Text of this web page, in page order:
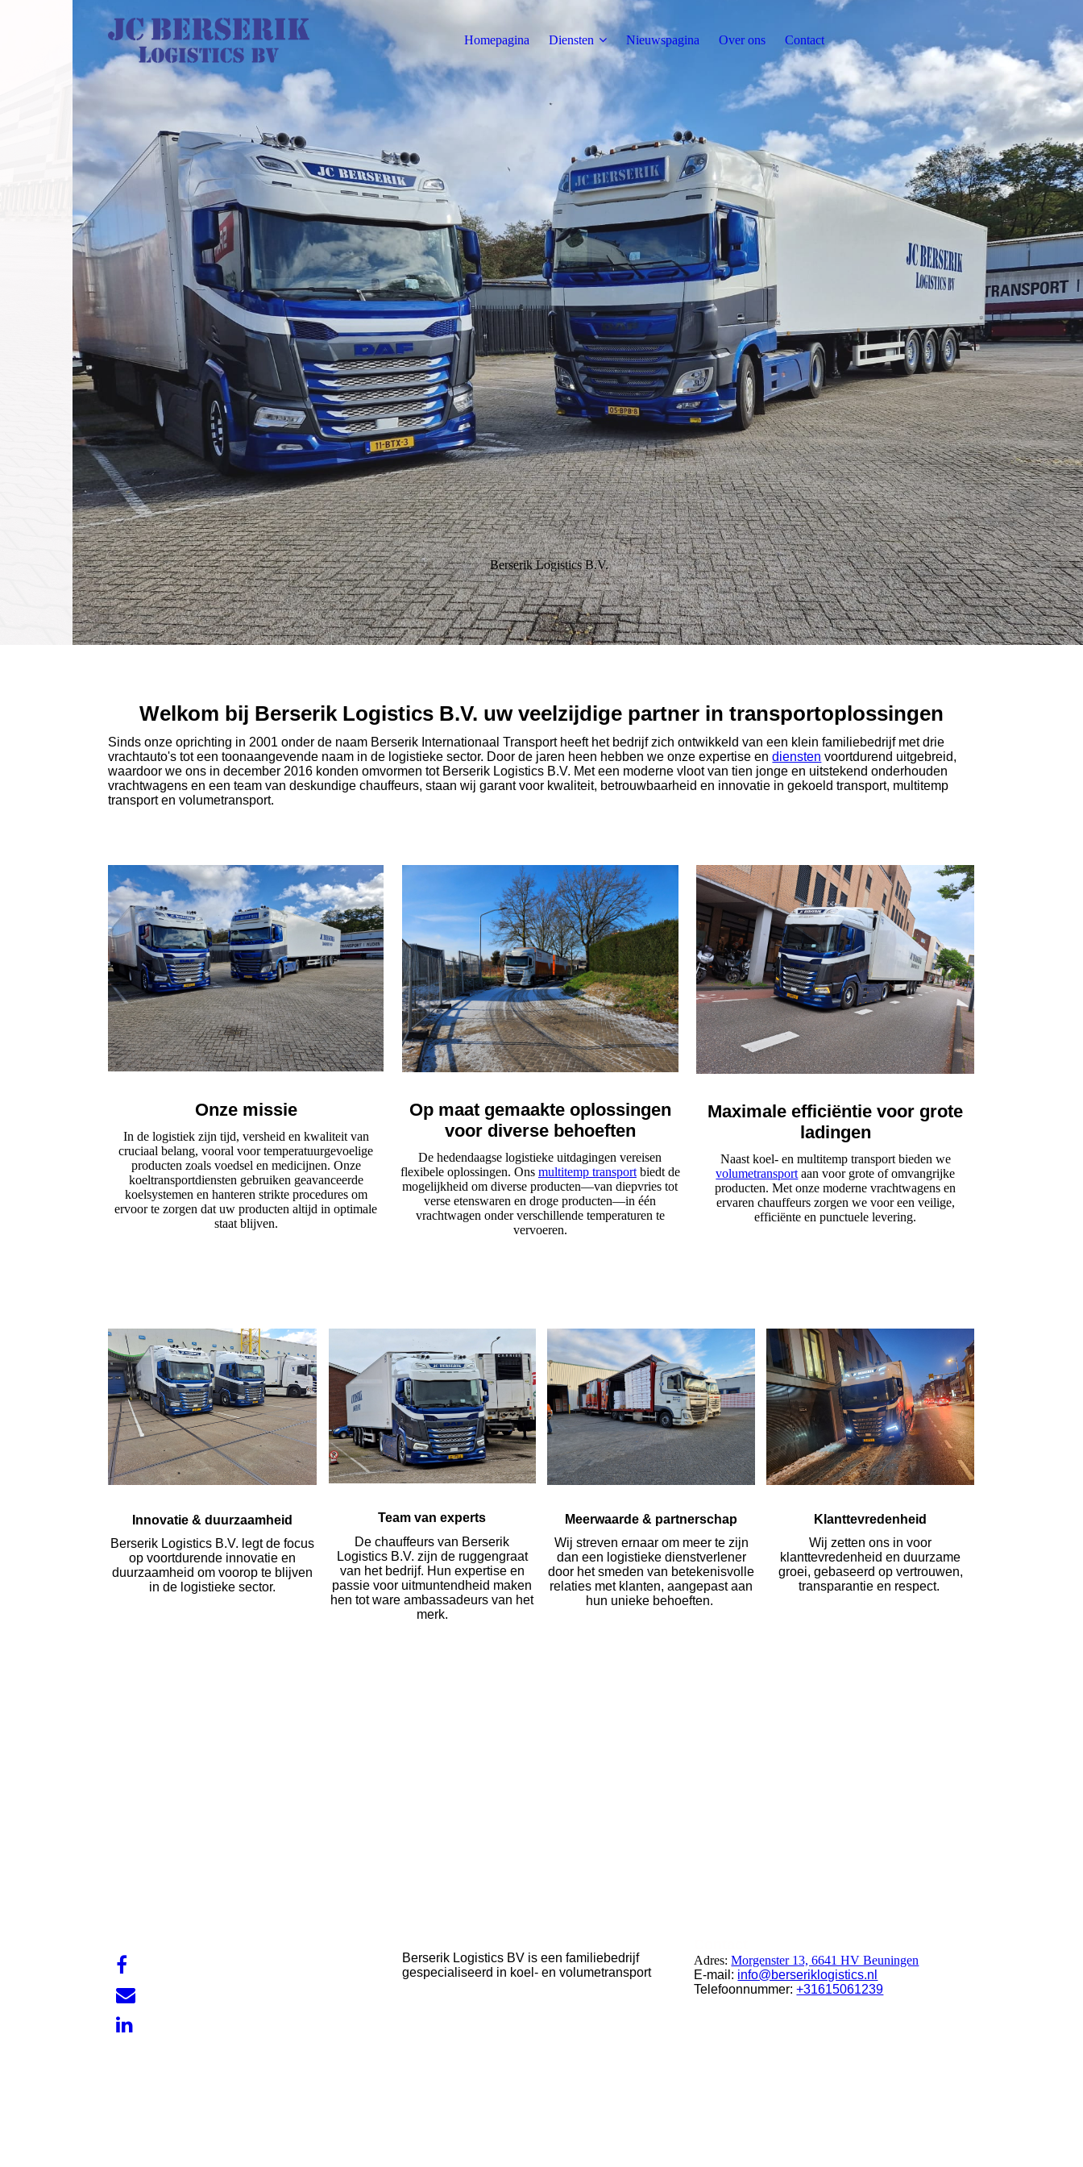
Homepagina Diensten Nieuwspagina Over ons Contact
Berserik Logistics B.V.
Welkom bij Berserik Logistics B.V. uw veelzijdige partner in transportoplossingen
Sinds onze oprichting in 2001 onder de naam Berserik Internationaal Transport heeft het bedrijf zich ontwikkeld van een klein familiebedrijf met drie
vrachtauto's tot een toonaangevende naam in de logistieke sector. Door de jaren heen hebben we onze expertise endiensten voortdurend uitgebreid,
waardoor we ons in december 2016 konden omvormen tot Berserik Logistics B.V. Met een moderne vloot van tien jonge en uitstekend onderhouden
vrachtwagens en een team van deskundige chauffeurs, staan wij garant voor kwaliteit, betrouwbaarheid en innovatie in gekoeld transport, multitemp
transport en volumetransport.
Onze missie
In de logistiek zijn tijd, versheid en kwaliteit van
cruciaal belang, vooral voor temperatuurgevoelige
producten zoals voedsel en medicijnen. Onze
koeltransportdiensten gebruiken geavanceerde
koelsystemen en hanteren strikte procedures om
ervoor te zorgen dat uw producten altijd in optimale
staat blijven.
Op maat gemaakte oplossingen
voor diverse behoeften
De hedendaagse logistieke uitdagingen vereisen
flexibele oplossingen. Ons multitemp transportbiedt de
mogelijkheid om diverse producten—van diepvries tot
verse etenswaren en droge producten—in één
vrachtwagen onder verschillende temperaturen te
vervoeren.
Maximale efficiëntie voor grote
ladingen
Naast koel- en multitemp transport bieden we
volumetransport aan voor grote of omvangrijke
producten. Met onze moderne vrachtwagens en
ervaren chauffeurs zorgen we voor een veilige,
efficiënte en punctuele levering.
Innovatie & duurzaamheid
Berserik Logistics B.V. legt de focus
op voortdurende innovatie en
duurzaamheid om voorop te blijven
in de logistieke sector.
Team van experts
De chauffeurs van Berserik
Logistics B.V. zijn de ruggengraat
van het bedrijf. Hun expertise en
passie voor uitmuntendheid maken
hen tot ware ambassadeurs van het
merk.
Meerwaarde & partnerschap
Wij streven ernaar om meer te zijn
dan een logistieke dienstverlener
door het smeden van betekenisvolle
relaties met klanten, aangepast aan
hun unieke behoeften.
Klanttevredenheid
Wij zetten ons in voor
klanttevredenheid en duurzame
groei, gebaseerd op vertrouwen,
transparantie en respect.
Berserik Logistics BV is een familiebedrijf
gespecialiseerd in koel- en volumetransport
Adres:Morgenster 13, 6641 HV Beuningen
E-mail: info@berseriklogistics.nl
Telefoonnummer:+31615061239